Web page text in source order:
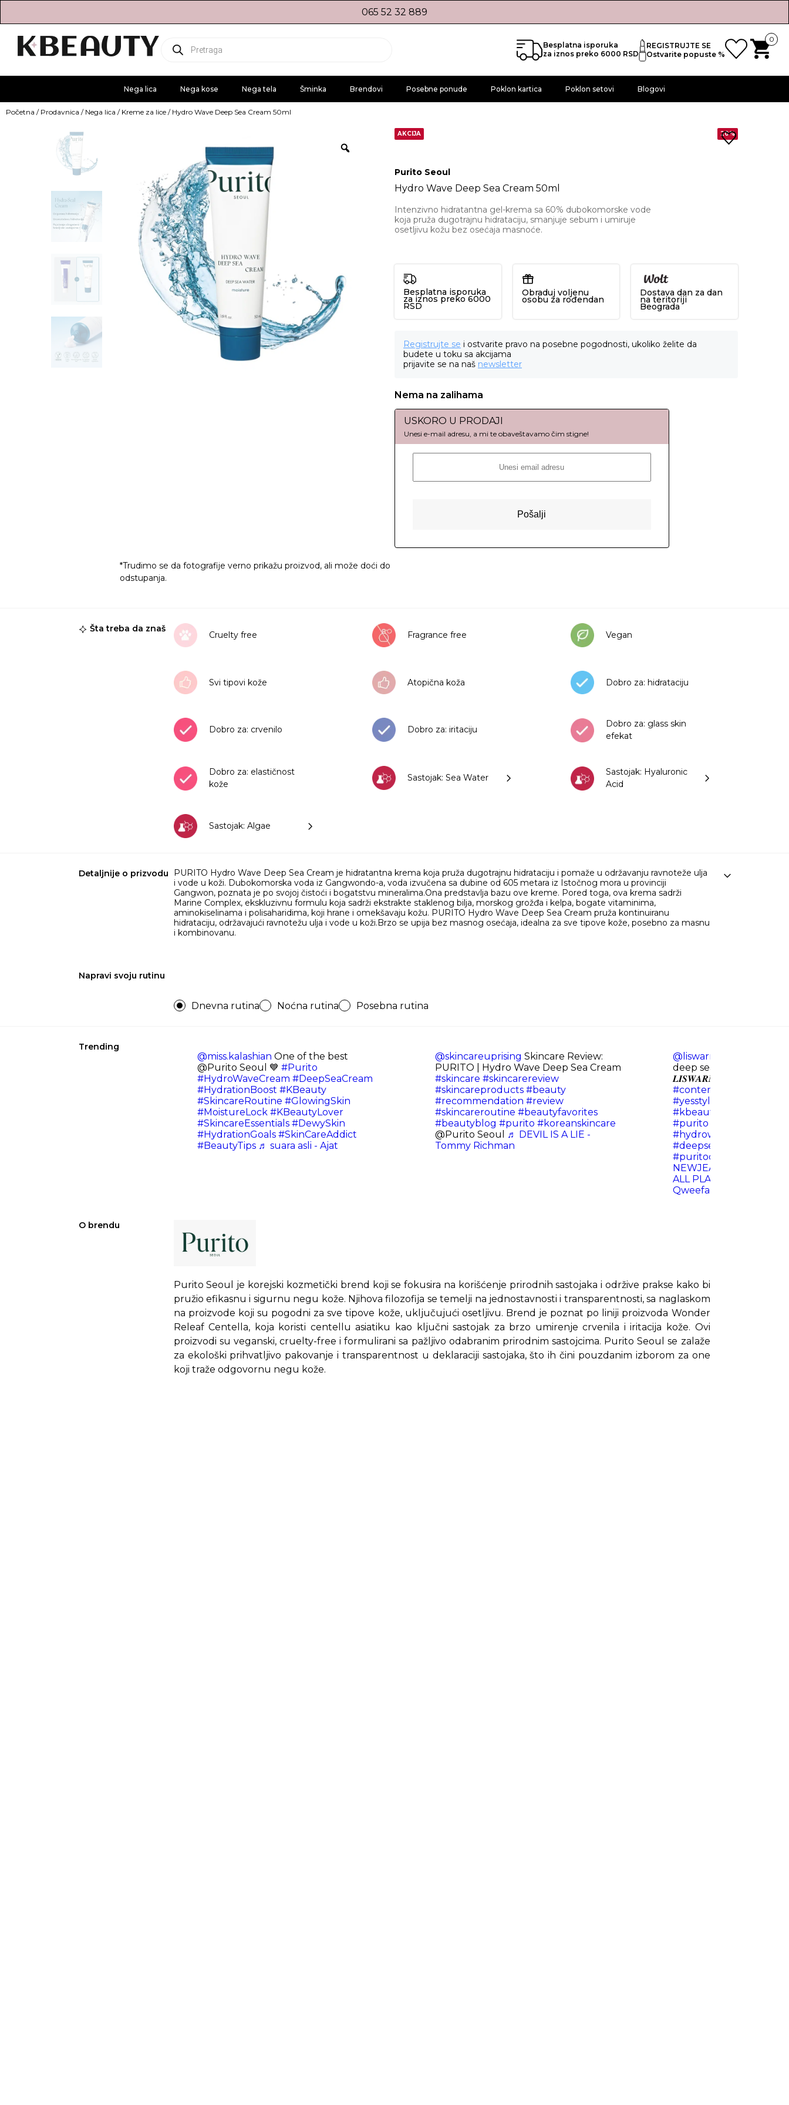
065 52 32 889
Products
search
Besplatna isporuka
za iznos preko 6000 RSD
REGISTRUJTE SE
Ostvarite popuste %
0
Nega lica Nega kose Nega tela Šminka Brendovi Posebne ponude Poklon kartica Poklon setovi Blogovi
Početna / Prodavnica / Nega lica / Kreme za lice / Hydro Wave Deep Sea Cream 50ml
AKCIJA 20%
Purito Seoul
Hydro Wave Deep Sea Cream 50ml
Intenzivno hidratantna gel-krema sa 60% dubokomorske vode
koja pruža dugotrajnu hidrataciju, smanjuje sebum i umiruje
osetljivu kožu bez osećaja masnoće.
Besplatna isporuka
za iznos preko 6000
RSD
Obraduj voljenu
osobu za rođendan
Dostava dan za dan
na teritoriji
Beograda
Registrujte se i ostvarite pravo na posebne pogodnosti, ukoliko želite da
budete u toku sa akcijama
prijavite se na naš newsletter
Nema na zalihama
USKORO U PRODAJI
*Trudimo se da fotografije verno prikažu proizvod, ali može doći do
odstupanja.
Šta treba da znaš
Cruelty free Fragrance free Vegan
Svi tipovi kože Atopična koža Dobro za: hidrataciju
Dobro za: crvenilo Dobro za: iritaciju
Dobro za: glass skin
efekat
Dobro za: elastičnost
kože
Sastojak: Sea Water
Sastojak: Hyaluronic
Acid
Sastojak: Algae
Detaljnije o prizvodu
PURITO Hydro Wave Deep Sea Cream je hidratantna krema koja pruža dugotrajnu hidrataciju i pomaže u održavanju ravnoteže ulja
i vode u koži. Dubokomorska voda iz Gangwondo-a, voda izvučena sa dubine od 605 metara iz Istočnog mora u provinciji
Gangwon, poznata je po svojoj čistoći i bogatstvu mineralima.Ona predstavlja bazu ove kreme. Pored toga, ova krema sadrži
Marine Complex, ekskluzivnu formulu koja sadrži ekstrakte staklenog bilja, morskog grožđa i kelpa, bogate vitaminima,
aminokiselinama i polisaharidima, koji hrane i omekšavaju kožu. PURITO Hydro Wave Deep Sea Cream pruža kontinuiranu
hidrataciju, održavajući ravnotežu ulja i vode u koži.Brzo se upija bez masnog osećaja, idealna za sve tipove kože, posebno za masnu
i kombinovanu.
Napravi svoju rutinu
Dnevna rutina Noćna rutina Posebna rutina
Trending
@miss.kalashian One of the best
@Purito Seoul 💙 #Purito
#HydroWaveCream #DeepSeaCream
#HydrationBoost #KBeauty
#SkincareRoutine #GlowingSkin
#MoistureLock #KBeautyLover
#SkincareEssentials #DewySkin
#HydrationGoals #SkinCareAddict
#BeautyTips ♬ suara asli - Ajat
@skincareuprising Skincare Review:
PURITO | Hydro Wave Deep Sea Cream
#skincare #skincarereview
#skincareproducts #beauty
#recommendation #review
#skincareroutine #beautyfavorites
#beautyblog #purito #koreanskincare
@Purito Seoul
♬ DEVIL IS A LIE -
Tommy Richman
@liswarmy
deep sea cream
𝑳𝑰𝑺𝑾𝑨𝑹𝑴𝒀𝟖𝟖 on Yesstyle •
#contentcreator
#yesstyleinfluencers
#kbeauty
#purito
#deepseacream
#puritocream
NEWJEANS by
ALL PLATORMS -
Qweefadoodle Jr.
O brendu
Purito Seoul je korejski kozmetički brend koji se fokusira na korišćenje prirodnih sastojaka i održive prakse kako bi
pružio efikasnu i sigurnu negu kože. Njihova filozofija se temelji na jednostavnosti i transparentnosti, sa naglaskom
na proizvode koji su pogodni za sve tipove kože, uključujući osetljivu. Brend je poznat po liniji proizvoda Wonder
Releaf Centella, koja koristi centellu asiatiku kao ključni sastojak za brzo umirenje crvenila i iritacija kože. Ovi
proizvodi su veganski, cruelty-free i formulirani sa pažljivo odabranim prirodnim sastojcima. Purito Seoul se zalaže
za ekološki prihvatljivo pakovanje i transparentnost u deklaraciji sastojaka, što ih čini pouzdanim izborom za one
koji traže odgovornu negu kože.